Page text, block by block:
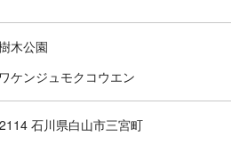
木公園
ケンジュモクコウエン
石川県白山市三宮町